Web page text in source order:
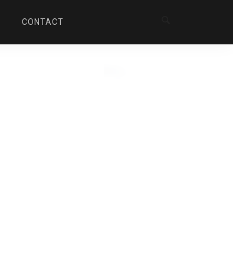
CONTACT